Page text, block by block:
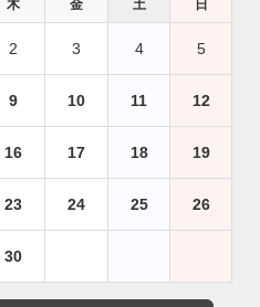
木 金 土 日
2 3 4 5
9 10 11 12
16 17 18 19
23 24 25 26
30